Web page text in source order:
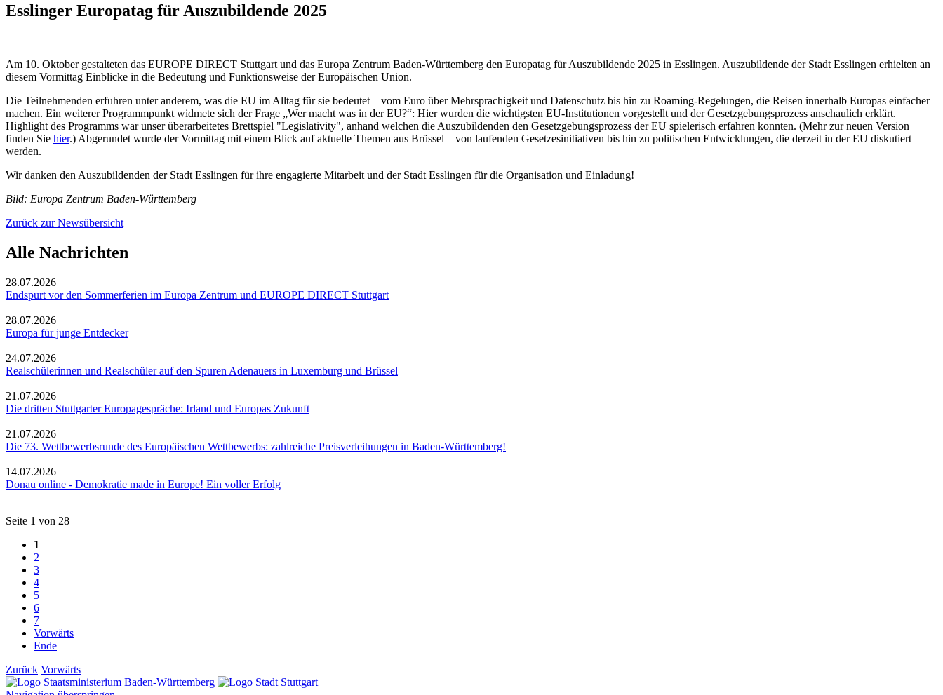
Esslinger Europatag für Auszubildende 2025
Am 10. Oktober gestalteten das EUROPE DIRECT Stuttgart und das Europa Zentrum Baden-Württemberg den Europatag für Auszubildende 2025 in Esslingen. Auszubildende der Stadt Esslingen erhielten an
diesem Vormittag Einblicke in die Bedeutung und Funktionsweise der Europäischen Union.
Die Teilnehmenden erfuhren unter anderem, was die EU im Alltag für sie bedeutet – vom Euro über Mehrsprachigkeit und Datenschutz bis hin zu Roaming-Regelungen, die Reisen innerhalb Europas einfacher
machen. Ein weiterer Programmpunkt widmete sich der Frage „Wer macht was in der EU?“: Hier wurden die wichtigsten EU-Institutionen vorgestellt und der Gesetzgebungsprozess anschaulich erklärt.
Highlight des Programms war unser überarbeitetes Brettspiel "Legislativity", anhand welchen die Auszubildenden den Gesetzgebungsprozess der EU spielerisch erfahren konnten. (Mehr zur neuen Version
finden Sie hier.) Abgerundet wurde der Vormittag mit einem Blick auf aktuelle Themen aus Brüssel – von laufenden Gesetzesinitiativen bis hin zu politischen Entwicklungen, die derzeit in der EU diskutiert
werden.
Wir danken den Auszubildenden der Stadt Esslingen für ihre engagierte Mitarbeit und der Stadt Esslingen für die Organisation und Einladung!
Bild: Europa Zentrum Baden-Württemberg
Zurück zur Newsübersicht
Alle Nachrichten
28.07.2026
Endspurt vor den Sommerferien im Europa Zentrum und EUROPE DIRECT Stuttgart
28.07.2026
Europa für junge Entdecker
24.07.2026
Realschülerinnen und Realschüler auf den Spuren Adenauers in Luxemburg und Brüssel
21.07.2026
Die dritten Stuttgarter Europagespräche: Irland und Europas Zukunft
21.07.2026
Die 73. Wettbewerbsrunde des Europäischen Wettbewerbs: zahlreiche Preisverleihungen in Baden-Württemberg!
14.07.2026
Donau online - Demokratie made in Europe! Ein voller Erfolg
Seite 1 von 28
1
2
3
4
5
6
7
Vorwärts
Ende
Zurück Vorwärts